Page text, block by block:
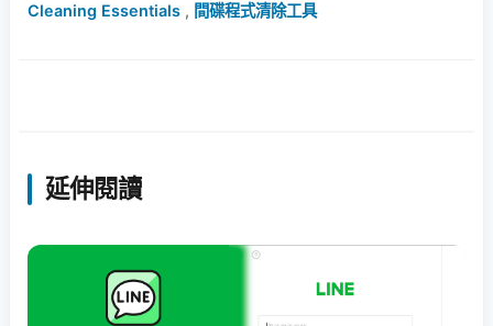
Cleaning Essentials , 間碟程式清除工具
延伸閱讀